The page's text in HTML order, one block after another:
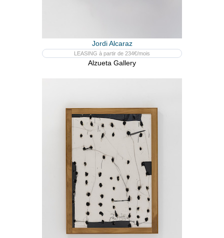
Jordi Alcaraz
LEASING à partir de 234€/mois
Alzueta Gallery